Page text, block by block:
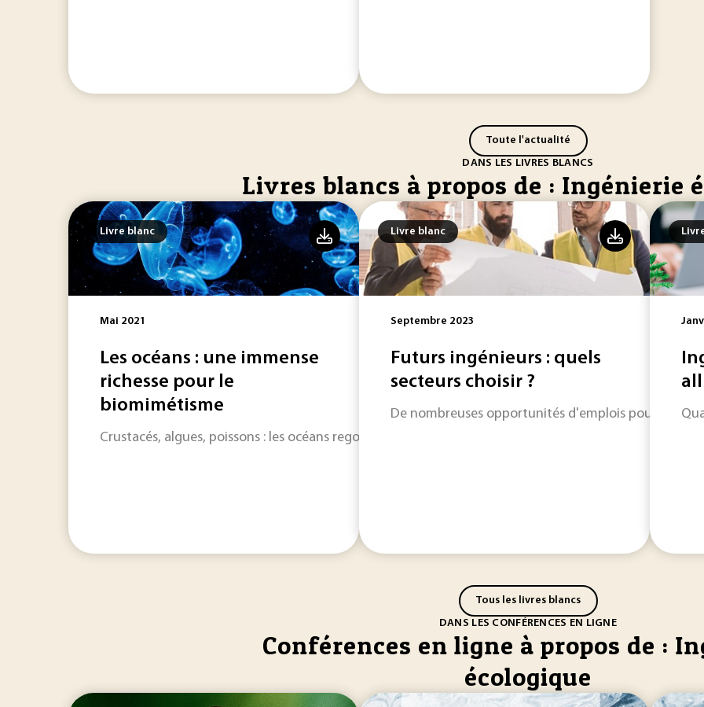
Toute l'actualité
DANS LES LIVRES BLANCS
Livres blancs à propos de : Ingénierie
Livre blanc
Mai 2021
Les océans : une immense
richesse pour le
biomimétisme
Crustacés, algues, poissons : les océans regorgent de ressources inspirantes pour développer de
Livre blanc
Septembre 2023
Futurs ingénieurs : quels
secteurs choisir ?
De nombreuses opportunités d'emplois pour les
Tous les livres blancs
DANS LES CONFÉRENCES EN LIGNE
Conférences en ligne à propos de :
écologique